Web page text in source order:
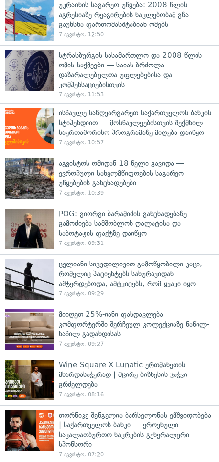
უკრაინის საგარეო უწყება: 2008 წლის
აგრესიაზე რეაგირების ნაკლებობამ გზა
გაუხსნა ფართომასშტაბიან ომებს
7 აგვისტო, 12:50
სტრასბურგის სასამართლო და 2008 წლის
ომის საქმეები — საიას ბრძოლა
დაზარალებულთა უფლებებისა და
კომპენსაციებისთვის
7 აგვისტო, 11:53
ისწავლე საზღვარგარეთ საქართველოს ბანკის
სტიპენდიით — მოსწავლეებისთვის შექმნილ
საერთაშორისო პროგრამაზე მიღება დაიწყო
7 აგვისტო, 10:57
აგვისტოს ომიდან 18 წელი გავიდა —
ევროპული სახელმწიფოების საგარეო
უწყებების განცხადებები
7 აგვისტო, 10:39
POG: გიორგი ბარამიძის განცხადებაზე
გამოძიება სამშობლოს ღალატისა და
საბოტაჟის ფაქტზე დაიწყო
7 აგვისტო, 09:31
ცელიანი სიკვდილივით გამოწყობილი კაცი,
რომელიც პაციენტებს სახურავიდან
აშტერდებოდა, ამტკიცებს, რომ ყვავი იყო
7 აგვისტო, 09:29
მიიღეთ 25%-იანი ფასდაკლება
კომფორტერში შერჩეულ კოლექციაზე ნაწილ-
ნაწილ გადახდისას
7 აგვისტო, 09:27
Wine Square X Lunatic ერთმანეთის
მხარდასაჭერად | მცირე ბიზნესის ჯაჭვი
გრძელდება
7 აგვისტო, 08:16
თორნიკე შენგელია ბარსელონას ემშვიდობება
| საქართველოს ბანკი — ეროვნული
საკალათბურთო ნაკრების გენერალური
სპონსორი
7 აგვისტო, 07:20